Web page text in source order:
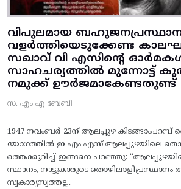
വിപുലമായ
വളർത്തിയെടുക്കേണ്ട
സഖാവ് വി എസിന്റെ
സാഹചര്യത്തിൽ മുന്നോട്ട്‌
നമുക്ക് ഊർജമാകേണ്ടതുണ്ട്
സ. എം എ ബേബി
1947 നവംബർ 23ന് ആലപ്പുഴ
യോഗത്തിൽ ഇ എം എസ് ആലപ്പുഴയിലെ
ത്തെക്കുറിച്ച് ഇങ്ങനെ പറഞ്ഞു:
സ്ഥാനം, നാട്ടുകാരുടെ തൊഴിലാളിപ്രസ്ഥാനം
സ്വകാര്യസ്വത്തല്ല.